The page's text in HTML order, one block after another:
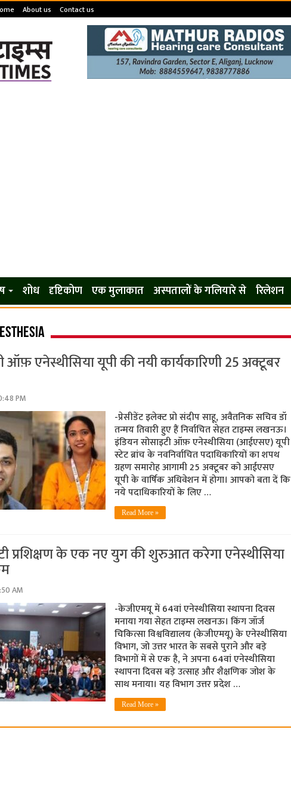
About us Contact us
शोध दृष्टिकोण एक मुलाकात अस्पतालों के गलियारे से रिलेशन
ऑफ़ एनेस्थीसिया यूपी की नयी कार्यकारिणी 25 अक्टूबर
PM
-प्रेसीडेंट इलेक्ट प्रो संदीप साहू, अवैतनिक सचिव डॉ
तन्मय तिवारी हुए हैं निर्वाचित सेहत टाइम्स लखनऊ।
इंडियन सोसाइटी ऑफ़ एनेस्थीसिया (आईएसए) यूपी
स्टेट ब्रांच के नवनिर्वाचित पदाधिकारियों का शपथ
ग्रहण समारोह आगामी 25 अक्टूबर को आईएसए
यूपी के वार्षिक अधिवेशन में होगा। आपको बता दें कि
नये पदाधिकारियों के लिए …
Read More »
प्रशिक्षण के एक नए युग की शुरुआत करेगा एनेस्थीसिया
AM
-केजीएमयू में 64वां एनेस्थीसिया स्थापना दिवस
मनाया गया सेहत टाइम्स लखनऊ। किंग जॉर्ज
चिकित्सा विश्वविद्यालय (केजीएमयू) के एनेस्थीसिया
विभाग, जो उत्तर भारत के सबसे पुराने और बड़े
विभागों में से एक है, ने अपना 64वां एनेस्थीसिया
स्थापना दिवस बड़े उत्साह और शैक्षणिक जोश के
साथ मनाया। यह विभाग उत्तर प्रदेश …
Read More »